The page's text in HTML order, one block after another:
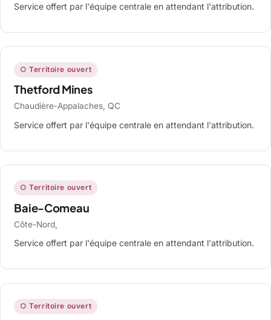
Service offert par l'équipe centrale en attendant l'attribution.
○ Territoire ouvert
Thetford Mines
Chaudière-Appalaches, QC
Service offert par l'équipe centrale en attendant l'attribution.
○ Territoire ouvert
Baie-Comeau
Côte-Nord,
Service offert par l'équipe centrale en attendant l'attribution.
○ Territoire ouvert